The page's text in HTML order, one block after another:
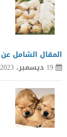
المقال الشامل عن
19 ديسمبر، 2023